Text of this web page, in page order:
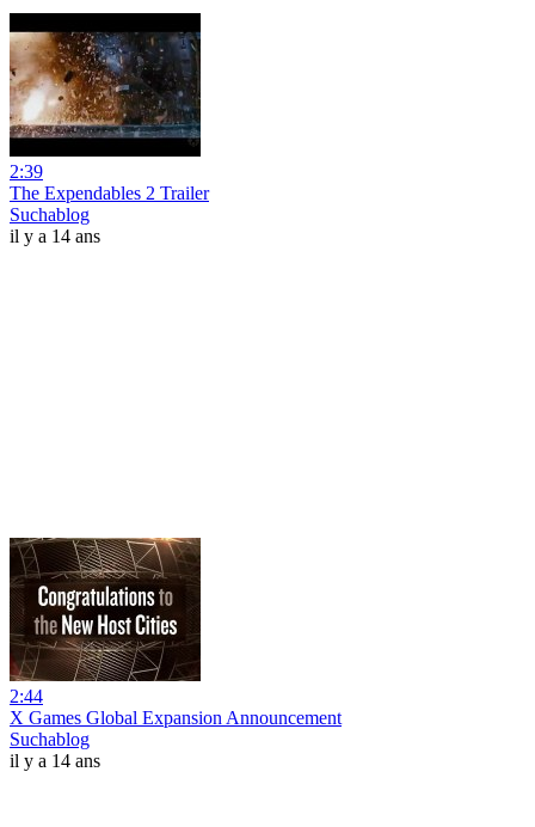
2:39
The Expendables 2 Trailer
Suchablog
il y a 14 ans
2:44
X Games Global Expansion Announcement
Suchablog
il y a 14 ans